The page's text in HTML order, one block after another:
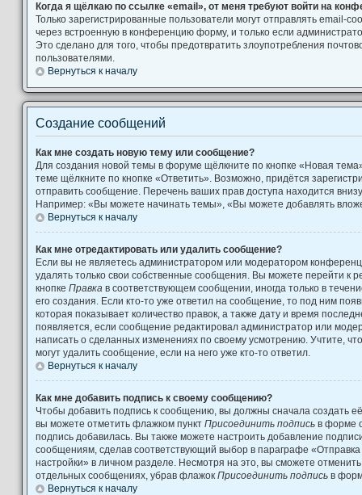
Когда я щёлкаю по ссылке «email», от меня требуют войти на
Только зарегистрированные пользователи могут отправлять email-
через встроенную в конференцию форму, и только если
Это сделано для того, чтобы предотвратить злоупотребления
пользователями.
Вернуться к началу
Создание сообщений
Как мне создать новую тему или сообщение?
Для создания новой темы в форуме щёлкните по кнопке «Новая
теме щёлкните по кнопке «Ответить». Возможно, придётся
отправить сообщение. Перечень ваших прав доступа находится
Например: «Вы можете начинать темы», «Вы можете добавлять
Вернуться к началу
Как мне отредактировать или удалить сообщение?
Если вы не являетесь администратором или модератором
удалять только свои собственные сообщения. Вы можете перейти к
кнопке Правка в соответствующем сообщении, иногда только в
его создания. Если кто-то уже ответил на сообщение, то под ним
которая показывает количество правок, а также дату и время
появляется, если сообщение редактировал администратор или
написать о сделанных изменениях по своему усмотрению. Учтите,
могут удалить сообщение, если на него уже кто-то ответил.
Вернуться к началу
Как мне добавить подпись к своему сообщению?
Чтобы добавить подпись к сообщению, вы должны сначала создать
вы можете отметить флажком пункт Присоединить подпись в форме
подпись добавилась. Вы также можете настроить добавление
сообщениям, сделав соответствующий выбор в параграфе
настройки» в личном разделе. Несмотря на это, вы сможете
отдельных сообщениях, убрав флажок Присоединить подпись в
Вернуться к началу